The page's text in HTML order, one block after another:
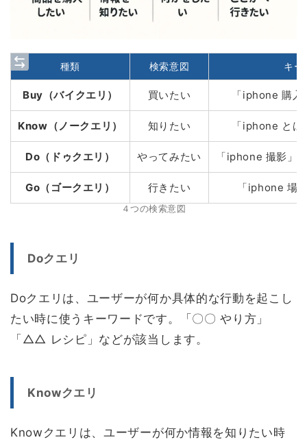
種類 検索意図 キー
Buy（バイクエリ） 買いたい 「iphone 購
Know（ノークエリ） 知りたい 「iphone と
Do（ドゥクエリ） やってみたい 「iphone 撮影」
Go（ゴークエリ） 行きたい 「iphone 場
４つの検索意図
Doクエリ
Doクエリは、ユーザーが何か具体的な行動を起こし
たい時に使うキーワードです。「〇〇 やり方」
「△△ レシピ」などが該当します。
Knowクエリ
Knowクエリは、ユーザーが何か情報を知りたい時